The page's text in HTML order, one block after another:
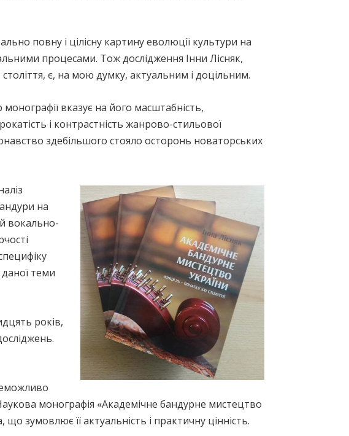
повну і цілісну картину еволюції культури на
процесами. Тож дослідження Інни Лісняк,
є, на мою думку, актуальним і доцільним.
вказує на його масштабність,
і контрастність жанрово-стильової
здебільшого стояло осторонь новаторських
на
й вокально-
теми
років,
монографія «Академічне бандурне мистецтво
зумовлює її актуальність і практичну цінність.